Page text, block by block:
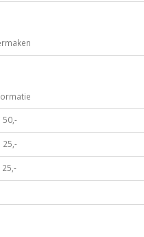
50,-